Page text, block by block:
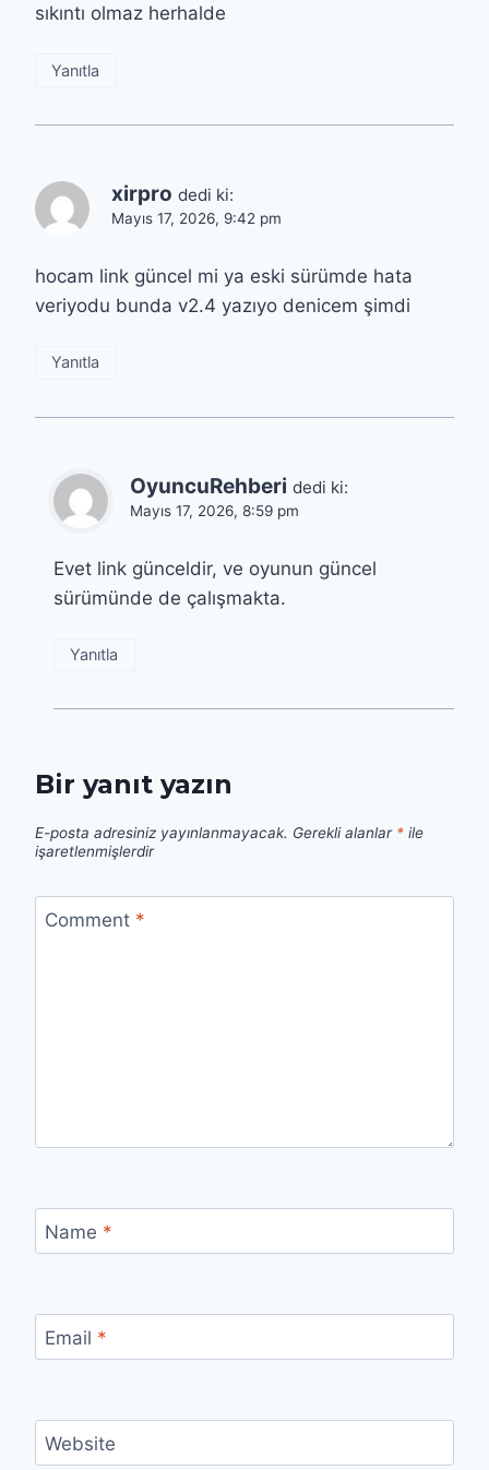
sıkıntı olmaz herhalde
Yanıtla
xirpro dedi ki:
Mayıs 17, 2026, 9:42 pm
hocam link güncel mi ya eski sürümde hata
veriyodu bunda v2.4 yazıyo denicem şimdi
Yanıtla
OyuncuRehberi dedi ki:
Mayıs 17, 2026, 8:59 pm
Evet link günceldir, ve oyunun güncel
sürümünde de çalışmakta.
Yanıtla
Bir yanıt yazın
E-posta adresiniz yayınlanmayacak. Gerekli alanlar * ile
işaretlenmişlerdir
Comment *
Name *
Email *
Website